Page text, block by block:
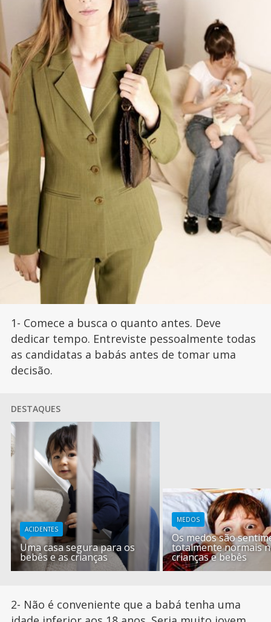
1- Comece a busca o quanto antes. Deve
dedicar tempo. Entreviste pessoalmente todas
as candidatas a babás antes de tomar uma
decisão.
DESTAQUES
ACIDENTES
Uma casa segura para os
bebês e as crianças
MEDOS
Os medos são
totalmente normais
crianças e bebês
2- Não é conveniente que a babá tenha uma